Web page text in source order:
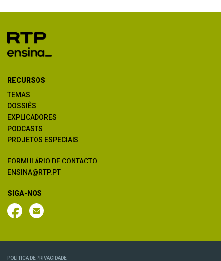
RECURSOS
TEMAS
DOSSIÊS
EXPLICADORES
PODCASTS
PROJETOS ESPECIAIS
FORMULÁRIO DE CONTACTO
ENSINA@RTP.PT
SIGA-NOS
POLÍTICA DE PRIVACIDADE